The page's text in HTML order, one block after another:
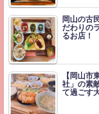
岡山の古
だわりの
るお店！
【岡山市
社」の素
て過ごす